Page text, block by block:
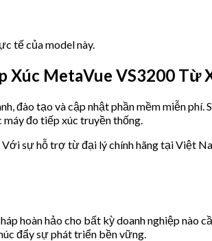
tế của model này.
Xúc MetaVue VS3200 Từ
đào tạo và cập nhật phần mềm miễn
đo tiếp xúc truyền thống.
sự hỗ trợ từ đại lý chính hãng tại Việt
hoàn hảo cho bất kỳ doanh nghiệp nào
đẩy sự phát triển bền vững.